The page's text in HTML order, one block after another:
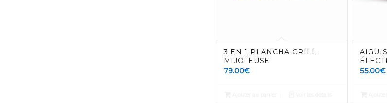
3 EN 1 PLANCHA GRILL
MIJOTEUSE
79.00€ 55.00€